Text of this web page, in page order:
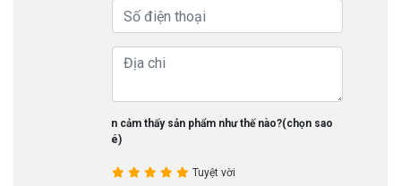
Bạn cảm thấy sản phẩm như thế nào?(chọn sao
nhé)
Tuyệt vời